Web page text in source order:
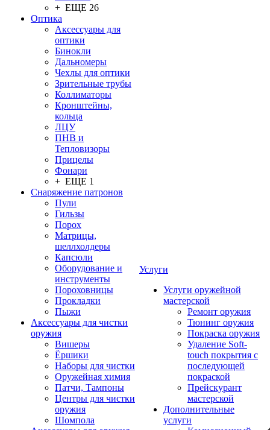
+ ЕЩЕ 26
Оптика
Аксессуары для
оптики
Бинокли
Дальномеры
Чехлы для оптики
Зрительные трубы
Коллиматоры
Кронштейны,
кольца
ЛЦУ
ПНВ и
Тепловизоры
Прицелы
Фонари
+ ЕЩЕ 1
Снаряжение патронов
Пули
Гильзы
Порох
Матрицы,
шеллхолдеры
Капсюли
Оборудование и
инструменты
Пороховницы
Прокладки
Пыжи
Аксессуары для чистки
оружия
Вишеры
Ёршики
Наборы для чистки
Оружейная химия
Патчи, Тампоны
Центры для чистки
оружия
Шомпола
Услуги
Услуги оружейной
мастерской
Ремонт оружия
Тюнинг оружия
Покраска оружия
Удаление Soft-
touch покрытия с
последующей
покраской
Прейскурант
мастерской
Дополнительные
услуги